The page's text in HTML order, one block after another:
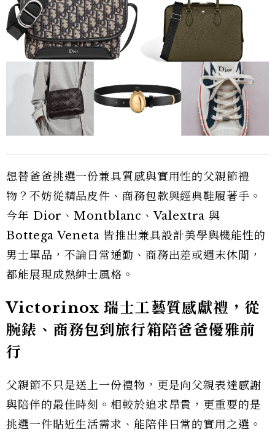
想替爸爸挑選一份兼具質感與實用性的父親節禮
物？不妨從精品皮件、商務包款與經典鞋履著手。
今年 Dior、Montblanc、Valextra 與
Bottega Veneta 皆推出兼具設計美學與機能性的
男士單品，不論日常通勤、商務出差或週末休閒，
都能展現成熟紳士風格。
Victorinox 瑞士工藝質感獻禮，從
腕錶、商務包到旅行箱陪爸爸優雅前
行
父親節不只是送上一份禮物，更是向父親表達感謝
與陪伴的最佳時刻。相較於追求昂貴，更重要的是
挑選一件貼近生活需求、能陪伴日常的實用之選。